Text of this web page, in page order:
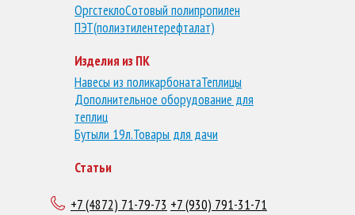
ОргстеклоСотовый полипропилен
ПЭТ(полиэтилентерефталат)
Изделия из ПК
Навесы из поликарбонатаТеплицы
Дополнительное оборудование для
теплиц
Бутыли 19л.Товары для дачи
Статьи
+7 (4872) 71-79-73 +7 (930) 791-31-71